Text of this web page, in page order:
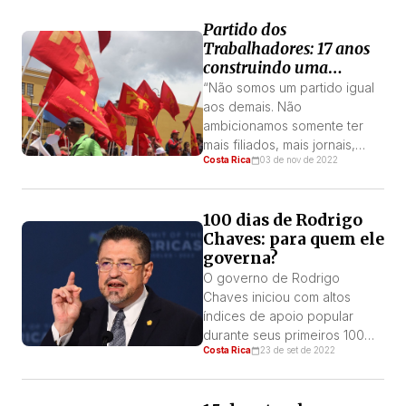
e se garante uma vida livre
de violência contra as
mulheres, a realidade é
oposta. El Salvador, Honduras
e Guatemala são três dos
cinco países da […]
Partido dos
Trabalhadores: 17 anos
construindo uma
alternativa operária e
socialista na Costa Rica
“Não somos um partido igual
aos demais. Não
ambicionamos somente ter
mais filiados, mais jornais,
mais dinheiro, mais
meio. Nosso objetivo é a total
libertação, material e
espiritual, dos trabalhadores
e dos explorados por meio
da revolução socialista.” León
Trotsky, Fundação da Quarta
Internacional, […]
Costa Rica 03 de nov de 2022
100 dias de Rodrigo
Chaves: para quem ele
governa?
O governo de Rodrigo
Chaves iniciou com altos
índices de apoio popular
durante seus primeiros 100
dias de governo. A última
Costa Rica 23 de set de 2022